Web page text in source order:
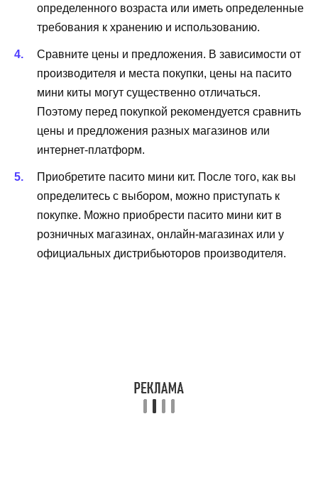
определенного возраста или иметь определенные
требования к хранению и использованию.
Сравните цены и предложения. В зависимости от
производителя и места покупки, цены на пасито
мини киты могут существенно отличаться.
Поэтому перед покупкой рекомендуется сравнить
цены и предложения разных магазинов или
интернет-платформ.
Приобретите пасито мини кит. После того, как вы
определитесь с выбором, можно приступать к
покупке. Можно приобрести пасито мини кит в
розничных магазинах, онлайн-магазинах или у
официальных дистрибьюторов производителя.